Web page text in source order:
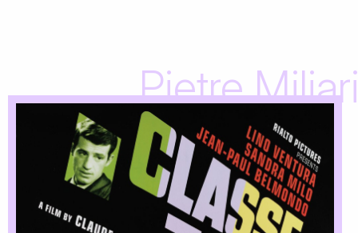
Pietre